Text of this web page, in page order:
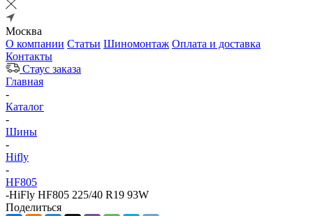
Москва
О компании Статьи Шиномонтаж Оплата и доставка
Контакты
Стаус заказа
Главная
-
Каталог
-
Шины
-
Hifly
-
HF805
-HiFly HF805 225/40 R19 93W
Поделиться